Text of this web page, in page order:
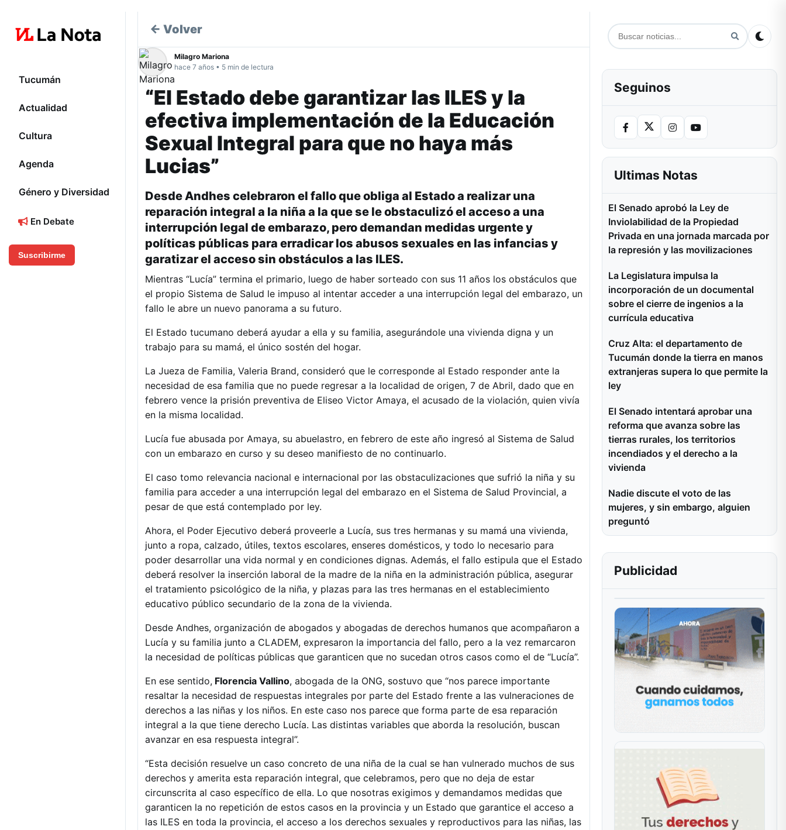
Tucumán
Actualidad
Cultura
Agenda
Género y Diversidad
En Debate
Suscribirme
← Volver
Milagro Mariona
hace 7 años • 5 min de lectura
“El Estado debe garantizar las ILES y la
efectiva implementación de la Educación
Sexual Integral para que no haya más
Lucias”
Desde Andhes celebraron el fallo que obliga al Estado a realizar una
reparación integral a la niña a la que se le obstaculizó el acceso a una
interrupción legal de embarazo, pero demandan medidas urgente y
políticas públicas para erradicar los abusos sexuales en las infancias y
garatizar el acceso sin obstáculos a las ILES.
Mientras “Lucía” termina el primario, luego de haber sorteado con sus 11 años los obstáculos que
el propio Sistema de Salud le impuso al intentar acceder a una interrupción legal del embarazo, un
fallo le abre un nuevo panorama a su futuro.
El Estado tucumano deberá ayudar a ella y su familia, asegurándole una vivienda digna y un
trabajo para su mamá, el único sostén del hogar.
La Jueza de Familia, Valeria Brand, consideró que le corresponde al Estado responder ante la
necesidad de esa familia que no puede regresar a la localidad de origen, 7 de Abril, dado que en
febrero vence la prisión preventiva de Eliseo Victor Amaya, el acusado de la violación, quien vivía
en la misma localidad.
Lucía fue abusada por Amaya, su abuelastro, en febrero de este año ingresó al Sistema de Salud
con un embarazo en curso y su deseo manifiesto de no continuarlo.
El caso tomo relevancia nacional e internacional por las obstaculizaciones que sufrió la niña y su
familia para acceder a una interrupción legal del embarazo en el Sistema de Salud Provincial, a
pesar de que está contemplado por ley.
Ahora, el Poder Ejecutivo deberá proveerle a Lucía, sus tres hermanas y su mamá una vivienda,
junto a ropa, calzado, útiles, textos escolares, enseres domésticos, y todo lo necesario para
poder desarrollar una vida normal y en condiciones dignas. Además, el fallo estipula que el Estado
deberá resolver la inserción laboral de la madre de la niña en la administración pública, asegurar
el tratamiento psicológico de la niña, y plazas para las tres hermanas en el establecimiento
educativo público secundario de la zona de la vivienda.
Desde Andhes, organización de abogados y abogadas de derechos humanos que acompañaron a
Lucía y su familia junto a CLADEM, expresaron la importancia del fallo, pero a la vez remarcaron
la necesidad de políticas públicas que garanticen que no sucedan otros casos como el de “Lucía”.
En ese sentido, Florencia Vallino, abogada de la ONG, sostuvo que “nos parece importante
resaltar la necesidad de respuestas integrales por parte del Estado frente a las vulneraciones de
derechos a las niñas y los niños. En este caso nos parece que forma parte de esa reparación
integral a la que tiene derecho Lucía. Las distintas variables que aborda la resolución, buscan
avanzar en esa respuesta integral”.
“Esta decisión resuelve un caso concreto de una niña de la cual se han vulnerado muchos de sus
derechos y amerita esta reparación integral, que celebramos, pero que no deja de estar
circunscrita al caso específico de ella. Lo que nosotras exigimos y demandamos medidas que
garanticen la no repetición de estos casos en la provincia y un Estado que garantice el acceso a
las ILES en toda la provincia, el acceso a los derechos sexuales y reproductivos para las niñas, las
Seguinos
Ultimas Notas
El Senado aprobó la Ley de
Inviolabilidad de la Propiedad
Privada en una jornada marcada por
la represión y las movilizaciones
La Legislatura impulsa la
incorporación de un documental
sobre el cierre de ingenios a la
currícula educativa
Cruz Alta: el departamento de
Tucumán donde la tierra en manos
extranjeras supera lo que permite la
ley
El Senado intentará aprobar una
reforma que avanza sobre las
tierras rurales, los territorios
incendiados y el derecho a la
vivienda
Nadie discute el voto de las
mujeres, y sin embargo, alguien
preguntó
Publicidad